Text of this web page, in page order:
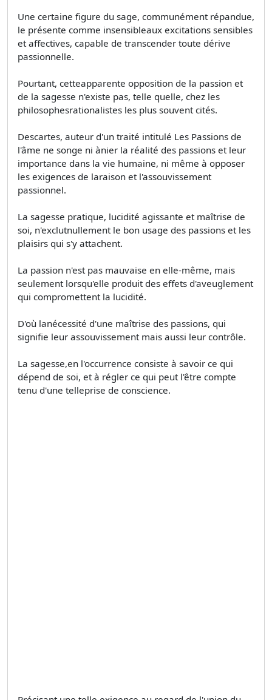
Une certaine figure du sage, communément répandue,
le présente comme insensibleaux excitations sensibles
et affectives, capable de transcender toute dérive
passionnelle.
Pourtant, cetteapparente opposition de la passion et
de la sagesse n'existe pas, telle quelle, chez les
philosophesrationalistes les plus souvent cités.
Descartes, auteur d'un traité intitulé Les Passions de
l'âme ne songe ni ànier la réalité des passions et leur
importance dans la vie humaine, ni même à opposer
les exigences de laraison et l'assouvissement
passionnel.
La sagesse pratique, lucidité agissante et maîtrise de
soi, n'exclutnullement le bon usage des passions et les
plaisirs qui s'y attachent.
La passion n'est pas mauvaise en elle-même, mais
seulement lorsqu'elle produit des effets d'aveuglement
qui compromettent la lucidité.
D'où lanécessité d'une maîtrise des passions, qui
signifie leur assouvissement mais aussi leur contrôle.
La sagesse,en l'occurrence consiste à savoir ce qui
dépend de soi, et à régler ce qui peut l'être compte
tenu d'une telleprise de conscience.